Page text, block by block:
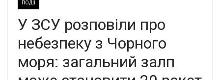
ПОДІЇ
У ЗСУ розповіли про
небезпеку з Чорного
моря: загальний залп